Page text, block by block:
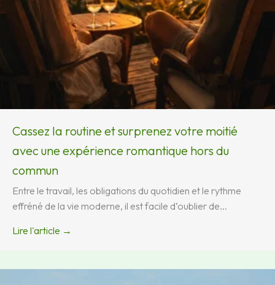
Cassez la routine et surprenez votre moitié
avec une expérience romantique hors du
commun
Entre le travail, les obligations du quotidien et le rythme
effréné de la vie moderne, il est facile d’oublier de...
Lire l'article →